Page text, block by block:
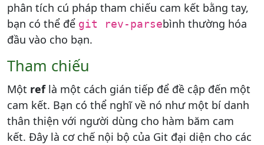
phân tích cú pháp tham chiếu cam kết bằng tay,
bạn có thể để git rev-parsebình thường hóa
đầu vào cho bạn.
Tham chiếu
Một reflà một cách gián tiếp để đề cập đến một
cam kết. Bạn có thể nghĩ về nó như một bí danh
thân thiện với người dùng cho hàm băm cam
kết. Đây là cơ chế nội bộ của Git đại diện cho các